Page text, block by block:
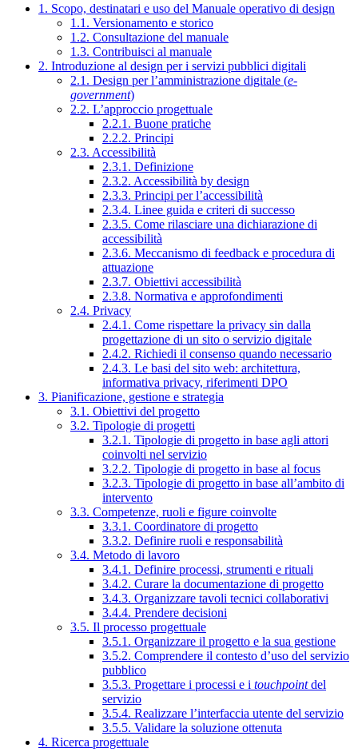
1. Scopo, destinatari e uso del Manuale operativo di design
1.1. Versionamento e storico
1.2. Consultazione del manuale
1.3. Contribuisci al manuale
2. Introduzione al design per i servizi pubblici digitali
2.1. Design per l’amministrazione digitale (e-
government)
2.2. L’approccio progettuale
2.2.1. Buone pratiche
2.2.2. Principi
2.3. Accessibilità
2.3.1. Definizione
2.3.2. Accessibilità by design
2.3.3. Principi per l’accessibilità
2.3.4. Linee guida e criteri di successo
2.3.5. Come rilasciare una dichiarazione di
accessibilità
2.3.6. Meccanismo di feedback e procedura di
attuazione
2.3.7. Obiettivi accessibilità
2.3.8. Normativa e approfondimenti
2.4. Privacy
2.4.1. Come rispettare la privacy sin dalla
progettazione di un sito o servizio digitale
2.4.2. Richiedi il consenso quando necessario
2.4.3. Le basi del sito web: architettura,
informativa privacy, riferimenti DPO
3. Pianificazione, gestione e strategia
3.1. Obiettivi del progetto
3.2. Tipologie di progetti
3.2.1. Tipologie di progetto in base agli attori
coinvolti nel servizio
3.2.2. Tipologie di progetto in base al focus
3.2.3. Tipologie di progetto in base all’ambito di
intervento
3.3. Competenze, ruoli e figure coinvolte
3.3.1. Coordinatore di progetto
3.3.2. Definire ruoli e responsabilità
3.4. Metodo di lavoro
3.4.1. Definire processi, strumenti e rituali
3.4.2. Curare la documentazione di progetto
3.4.3. Organizzare tavoli tecnici collaborativi
3.4.4. Prendere decisioni
3.5. Il processo progettuale
3.5.1. Organizzare il progetto e la sua gestione
3.5.2. Comprendere il contesto d’uso del servizio
pubblico
3.5.3. Progettare i processi e i touchpointdel
servizio
3.5.4. Realizzare l’interfaccia utente del servizio
3.5.5. Validare la soluzione ottenuta
4. Ricerca progettuale